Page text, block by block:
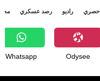
حصري راديو رصد عسكري
Odysee
Whatsapp